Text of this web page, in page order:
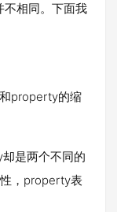
不相同。下面我
property的缩
是两个不同的
，property表